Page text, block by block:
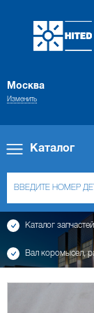
Москва
Изменить
Каталог
Каталог запчастей
Вал коромысел,